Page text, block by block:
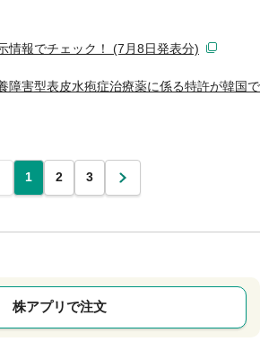
情報でチェック！ (7月8日発表分)
障害型表皮水疱症治療薬に係る特許が韓国で
1 2 3 次
株アプリで注文